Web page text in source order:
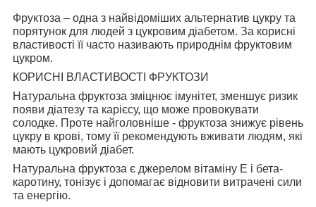
Фруктоза – одна з найвідоміших альтернатив цукру та
порятунок для людей з цукровим діабетом. За корисні
властивості її часто називають природнім фруктовим
цукром.
КОРИСНІ ВЛАСТИВОСТІ ФРУКТОЗИ
Натуральна фруктоза зміцнює імунітет, зменшує ризик
появи діатезу та карієсу, що може провокувати
солодке. Проте найголовніше - фруктоза знижує рівень
цукру в крові, тому її рекомендують вживати людям, які
мають цукровий діабет.
Натуральна фруктоза є джерелом вітаміну Е і бета-
каротину, тонізує і допомагає відновити витрачені сили
та енергію.